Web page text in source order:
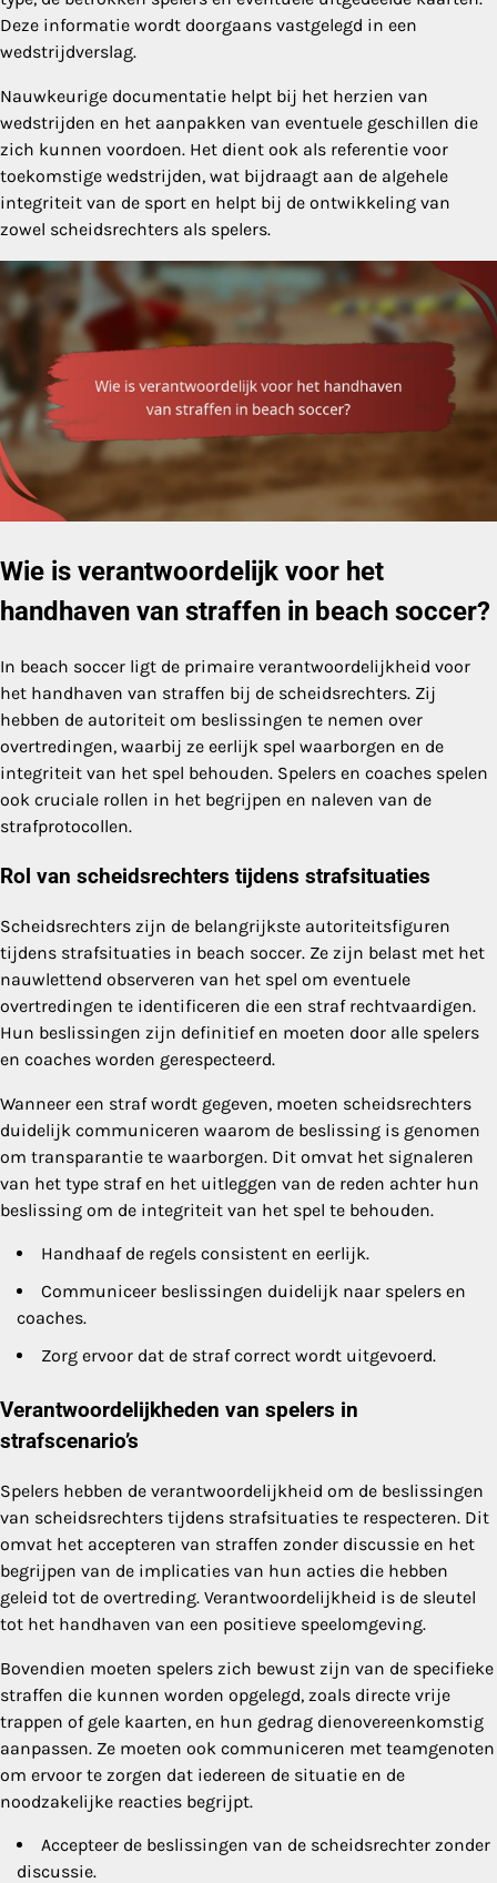
Deze informatie wordt doorgaans vastgelegd in een
wedstrijdverslag.
Nauwkeurige documentatie helpt bij het herzien van
wedstrijden en het aanpakken van eventuele geschillen die
zich kunnen voordoen. Het dient ook als referentie voor
toekomstige wedstrijden, wat bijdraagt aan de algehele
integriteit van de sport en helpt bij de ontwikkeling van
zowel scheidsrechters als spelers.
Wie is verantwoordelijk voor het
handhaven van straffen in beach soccer?
In beach soccer ligt de primaire verantwoordelijkheid voor
het handhaven van straffen bij de scheidsrechters. Zij
hebben de autoriteit om beslissingen te nemen over
overtredingen, waarbij ze eerlijk spel waarborgen en de
integriteit van het spel behouden. Spelers en coaches spelen
ook cruciale rollen in het begrijpen en naleven van de
strafprotocollen.
Rol van scheidsrechters tijdens strafsituaties
Scheidsrechters zijn de belangrijkste autoriteitsfiguren
tijdens strafsituaties in beach soccer. Ze zijn belast met het
nauwlettend observeren van het spel om eventuele
overtredingen te identificeren die een straf rechtvaardigen.
Hun beslissingen zijn definitief en moeten door alle spelers
en coaches worden gerespecteerd.
Wanneer een straf wordt gegeven, moeten scheidsrechters
duidelijk communiceren waarom de beslissing is genomen
om transparantie te waarborgen. Dit omvat het signaleren
van het type straf en het uitleggen van de reden achter hun
beslissing om de integriteit van het spel te behouden.
Handhaaf de regels consistent en eerlijk.
Communiceer beslissingen duidelijk naar spelers en
coaches.
Zorg ervoor dat de straf correct wordt uitgevoerd.
Verantwoordelijkheden van spelers in
strafscenario’s
Spelers hebben de verantwoordelijkheid om de beslissingen
van scheidsrechters tijdens strafsituaties te respecteren. Dit
omvat het accepteren van straffen zonder discussie en het
begrijpen van de implicaties van hun acties die hebben
geleid tot de overtreding. Verantwoordelijkheid is de sleutel
tot het handhaven van een positieve speelomgeving.
Bovendien moeten spelers zich bewust zijn van de specifieke
straffen die kunnen worden opgelegd, zoals directe vrije
trappen of gele kaarten, en hun gedrag dienovereenkomstig
aanpassen. Ze moeten ook communiceren met teamgenoten
om ervoor te zorgen dat iedereen de situatie en de
noodzakelijke reacties begrijpt.
Accepteer de beslissingen van de scheidsrechter zonder
discussie.